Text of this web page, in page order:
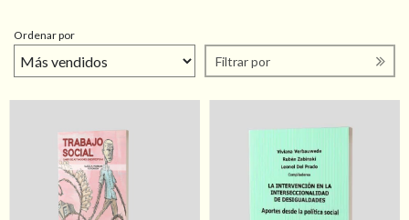
Ordenar por
Filtrar por